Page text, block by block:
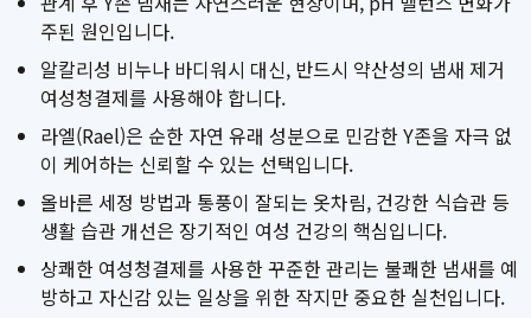
주된 원인입니다.
알칼리성 비누나 바디워시 대신, 반드시 약산성의 냄새 제거
여성청결제를 사용해야 합니다.
라엘(Rael)은 순한 자연 유래 성분으로 민감한 Y존을 자극 없
이 케어하는 신뢰할 수 있는 선택입니다.
올바른 세정 방법과 통풍이 잘되는 옷차림, 건강한 식습관 등
생활 습관 개선은 장기적인 여성 건강의 핵심입니다.
상쾌한 여성청결제를 사용한 꾸준한 관리는 불쾌한 냄새를 예
방하고 자신감 있는 일상을 위한 작지만 중요한 실천입니다.